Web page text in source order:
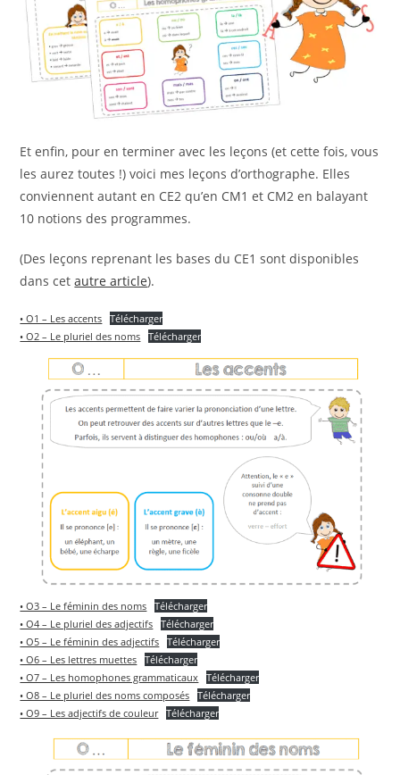
Et enfin, pour en terminer avec les leçons (et cette fois, vous
les aurez toutes !) voici mes leçons d’orthographe. Elles
conviennent autant en CE2 qu’en CM1 et CM2 en balayant
10 notions des programmes.
(Des leçons reprenant les bases du CE1 sont disponibles
dans cetautre article).
• O1 – Les accents Télécharger
• O2 – Le pluriel des noms Télécharger
• O3 – Le féminin des noms Télécharger
• O4 – Le pluriel des adjectifs Télécharger
• O5 – Le féminin des adjectifs Télécharger
• O6 – Les lettres muettes Télécharger
• O7 – Les homophones grammaticaux Télécharger
• O8 – Le pluriel des noms composés Télécharger
• O9 – Les adjectifs de couleur Télécharger